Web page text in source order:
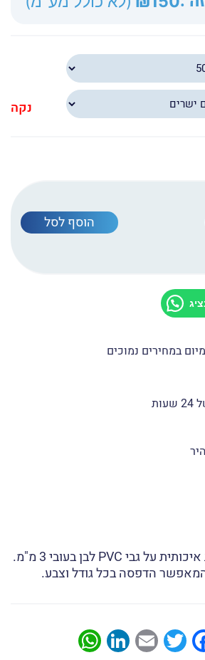
עד
נקה
הוסף לסל
במחירים נמוכים
הדפסת UV דו צדדית איכותית על גבי PVC לבן בעובי 3 מ"מ.
המאפשר הדפסה בכל גודל וצבע.
Facebook
Twitter
Email
LinkedIn